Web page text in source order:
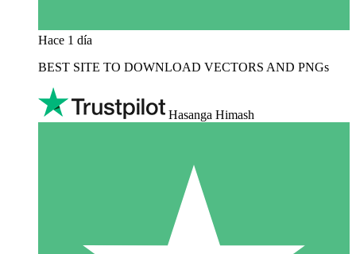
Hace 1 día
BEST SITE TO DOWNLOAD VECTORS AND PNGs
Hasanga Himash